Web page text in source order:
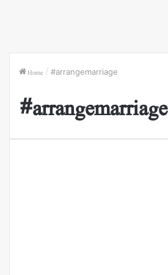
Home / #arrangemarriage
#arrangemarriage